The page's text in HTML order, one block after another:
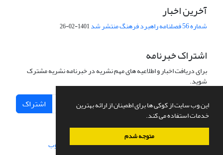
این وب سایت از کوکی ها برای اطمینان از ارائه بهترین
خدمات استفاده می کند.
متوجه شدم
آخرین اخبار
شماره 56 فصلنامه راهبرد فرهنگ منتشر شد 1401-02-26
اشتراک خبرنامه
برای دریافت اخبار و اطلاعیه های مهم نشریه در خبرنامه نشریه مشترک
شوید.
اشتراک
سامانه مدیریت نشریات علمی.طراحی و پیاده سازی از سیناوب